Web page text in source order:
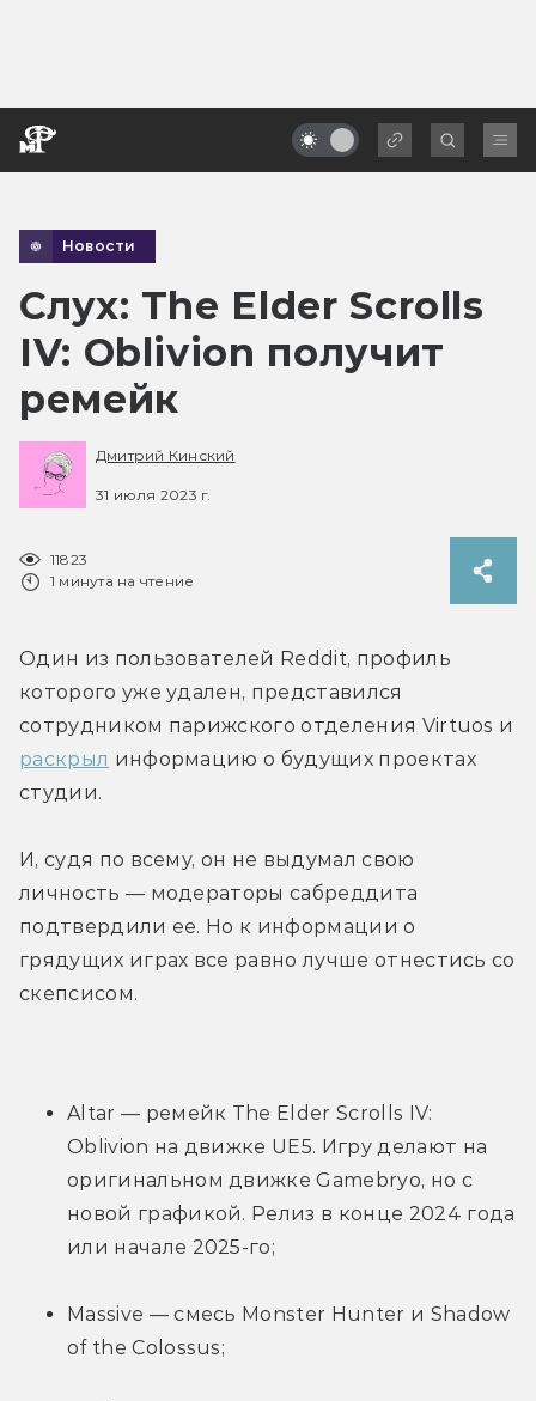
Новости
Слух: The Elder Scrolls
IV: Oblivion получит
ремейк
Дмитрий Кинский
31 июля 2023 г.
11823
1 минута на чтение
Один из пользователей Reddit, профиль
которого уже удален, представился
раскрыл информацию о будущих проектах
студии.
И, судя по всему, он не выдумал свою
личность — модераторы сабреддита
подтвердили ее. Но к информации о
грядущих играх все равно лучше отнестись со
скепсисом.
Altar — ремейк The Elder Scrolls IV:
Oblivion на движке UE5. Игру делают на
оригинальном движке Gamebryo, но с
новой графикой. Релиз в конце 2024 года
или начале 2025-го;
Massive — смесь Monster Hunter и Shadow
of the Colossus;